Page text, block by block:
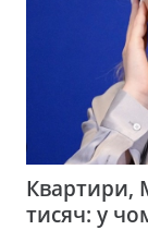
Квартири,
тисяч: у